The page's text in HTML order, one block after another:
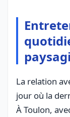
La relation
jour où la
À Toulon,